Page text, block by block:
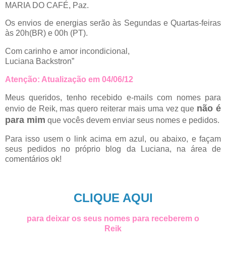
MARIA DO CAFÉ, Paz.
Os envios de energias serão às Segundas e Quartas-feiras
às 20h(BR) e 00h (PT).
Com carinho e amor incondicional,
Luciana Backstron”
Atenção: Atualização em 04/06/12
Meus queridos, tenho recebido e-mails com nomes para
envio de Reik, mas quero reiterar mais uma vez que não é
para mim que vocês devem enviar seus nomes e pedidos.
Para isso usem o link acima em azul, ou abaixo, e façam
seus pedidos no próprio blog da Luciana, na área de
comentários ok!
CLIQUE AQUI
para deixar os seus nomes para receberem o
Reik